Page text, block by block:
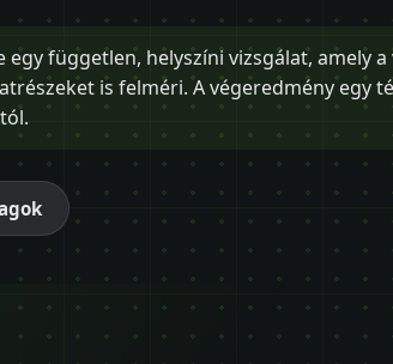
független, helyszíni vizsgálat, amely a
is felméri. A végeredmény egy